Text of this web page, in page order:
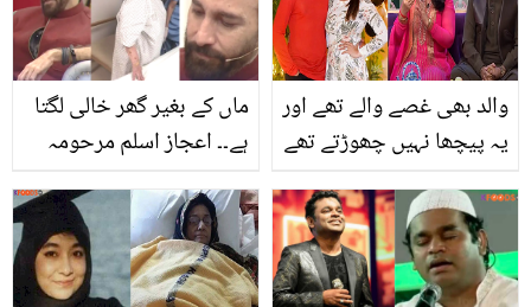
ماں کے بغیر گھر خالی لگتا
ہے۔۔ اعجاز اسلم مرحومہ
والدہ کو یاد کر کے رو پڑے !
ویڈیو نے مداحوں کو بھی
دکھی کردیا
والد بھی غصے والے تھے اور
یہ پیچھا نہیں چھوڑتے تھے
۔۔ ان 3 مشہور کھلاڑیوں کی
اہلیہ سے پہلی ملاقات
کیسے ہوئی تھی؟ دلچسپ
معلومات